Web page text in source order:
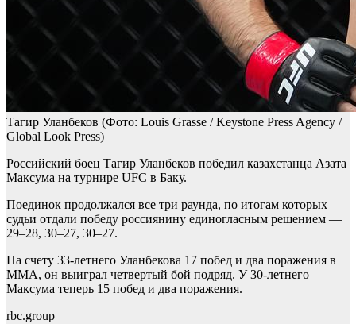
Тагир Уланбеков (Фото: Louis Grasse / Keystone Press Agency /
Global Look Press)
Российский боец Тагир Уланбеков победил казахстанца Азата
Максума на турнире UFC в Баку.
Поединок продолжался все три раунда, по итогам которых
судьи отдали победу россиянину единогласным решением —
29–28, 30–27, 30–27.
На счету 33-летнего Уланбекова 17 побед и два поражения в
ММА, он выиграл четвертый бой подряд. У 30-летнего
Максума теперь 15 побед и два поражения.
rbc.group